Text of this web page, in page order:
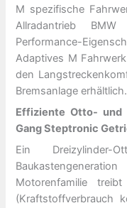
M spezifische
Allradantrieb
Performance-
Adaptives M
den
Bremsanlage erhältlich.
Effiziente Otto- und
Gang Steptronic
Ein
Motorenfamilie
(Kraftstoffverbrauch